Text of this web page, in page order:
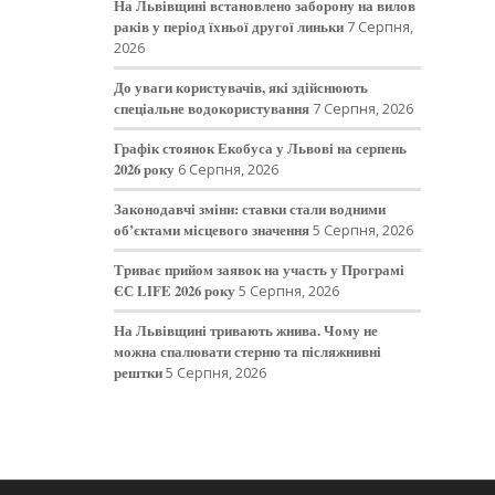
На Львівщині встановлено заборону на вилов
раків у період їхньої другої линьки 7 Серпня,
2026
До уваги користувачів, які здійснюють
спеціальне водокористування 7 Серпня, 2026
Графік стоянок Екобуса у Львові на серпень
2026 року 6 Серпня, 2026
Законодавчі зміни: ставки стали водними
об’єктами місцевого значення5 Серпня, 2026
Триває прийом заявок на участь у Програмі
ЄС LIFE 2026 року5 Серпня, 2026
На Львівщині тривають жнива. Чому не
можна спалювати стерню та післяжнивні
рештки5 Серпня, 2026